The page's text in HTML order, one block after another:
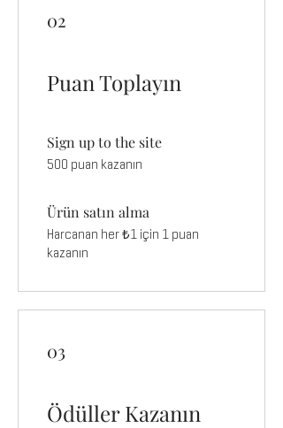
02
Puan Toplayın
Sign up to the site
500 puan kazanın
Ürün satın alma
Harcanan her ₺1 için 1 puan
kazanın
03
Ödüller Kazanın